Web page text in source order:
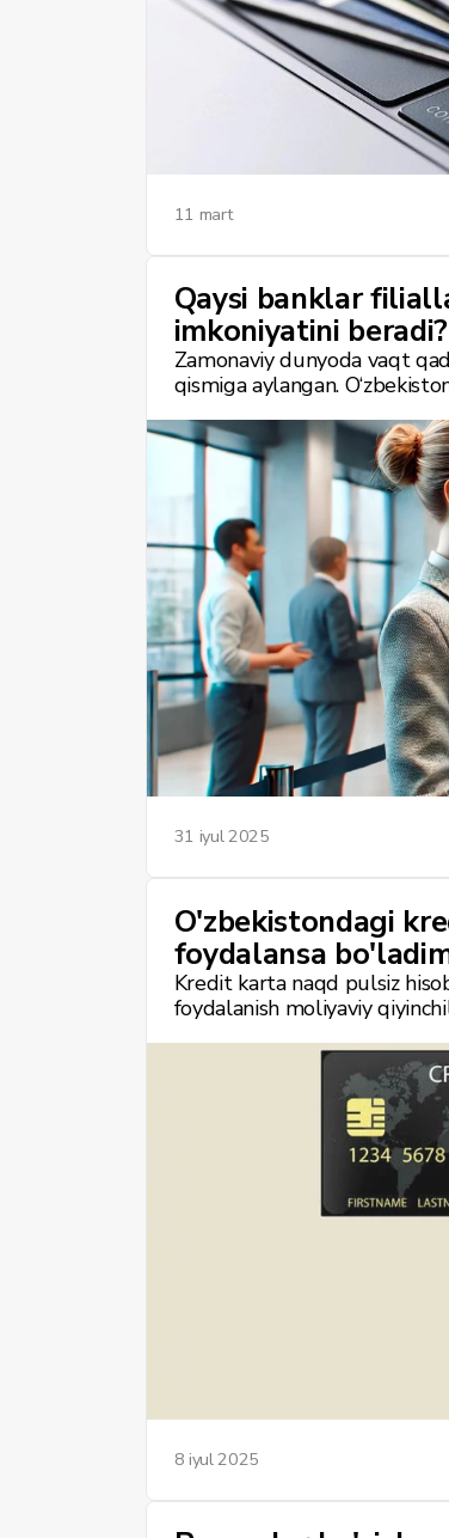
11 mart
Qaysi banklar
imkoniyatini beradi?
Zamonaviy dunyoda vaqt
qismiga aylangan.
yangiliklardan biri — bank
mijozlarga bankka tashrifni
vaqtni tejash imkonini
mobil ilova orqali onlayn
chiqamiz.
31 iyul 2025
O'zbekistondagi
foydalansa
Kredit karta naqd pulsiz
foydalanish moliyaviy
Hamkorbank — Credit Card,
samarali foydalanish
8 iyul 2025